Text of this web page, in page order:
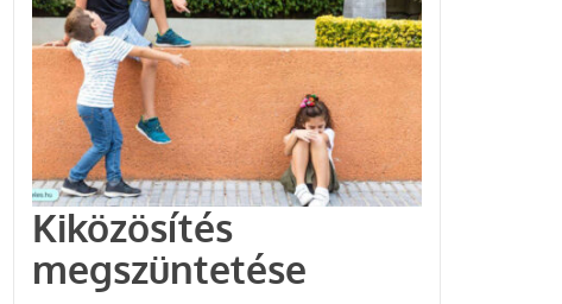
Kiközösítés
megszüntetése